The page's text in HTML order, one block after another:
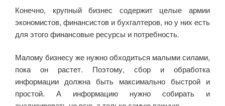
Конечно, крупный бизнес содержит целые армии
экономистов, финансистов и бухгалтеров, но у них есть
для этого финансовые ресурсы и потребность.
Малому бизнесу же нужно обходиться малыми силами,
пока он растет. Поэтому, сбор и обработка
информации должна быть максимально быстрой и
простой. А информацию нужно собирать и